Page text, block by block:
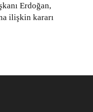
Erdoğan,
ilişkin kararı